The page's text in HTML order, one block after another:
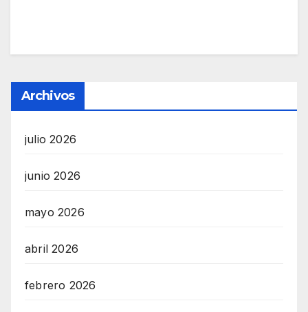
Archivos
julio 2026
junio 2026
mayo 2026
abril 2026
febrero 2026